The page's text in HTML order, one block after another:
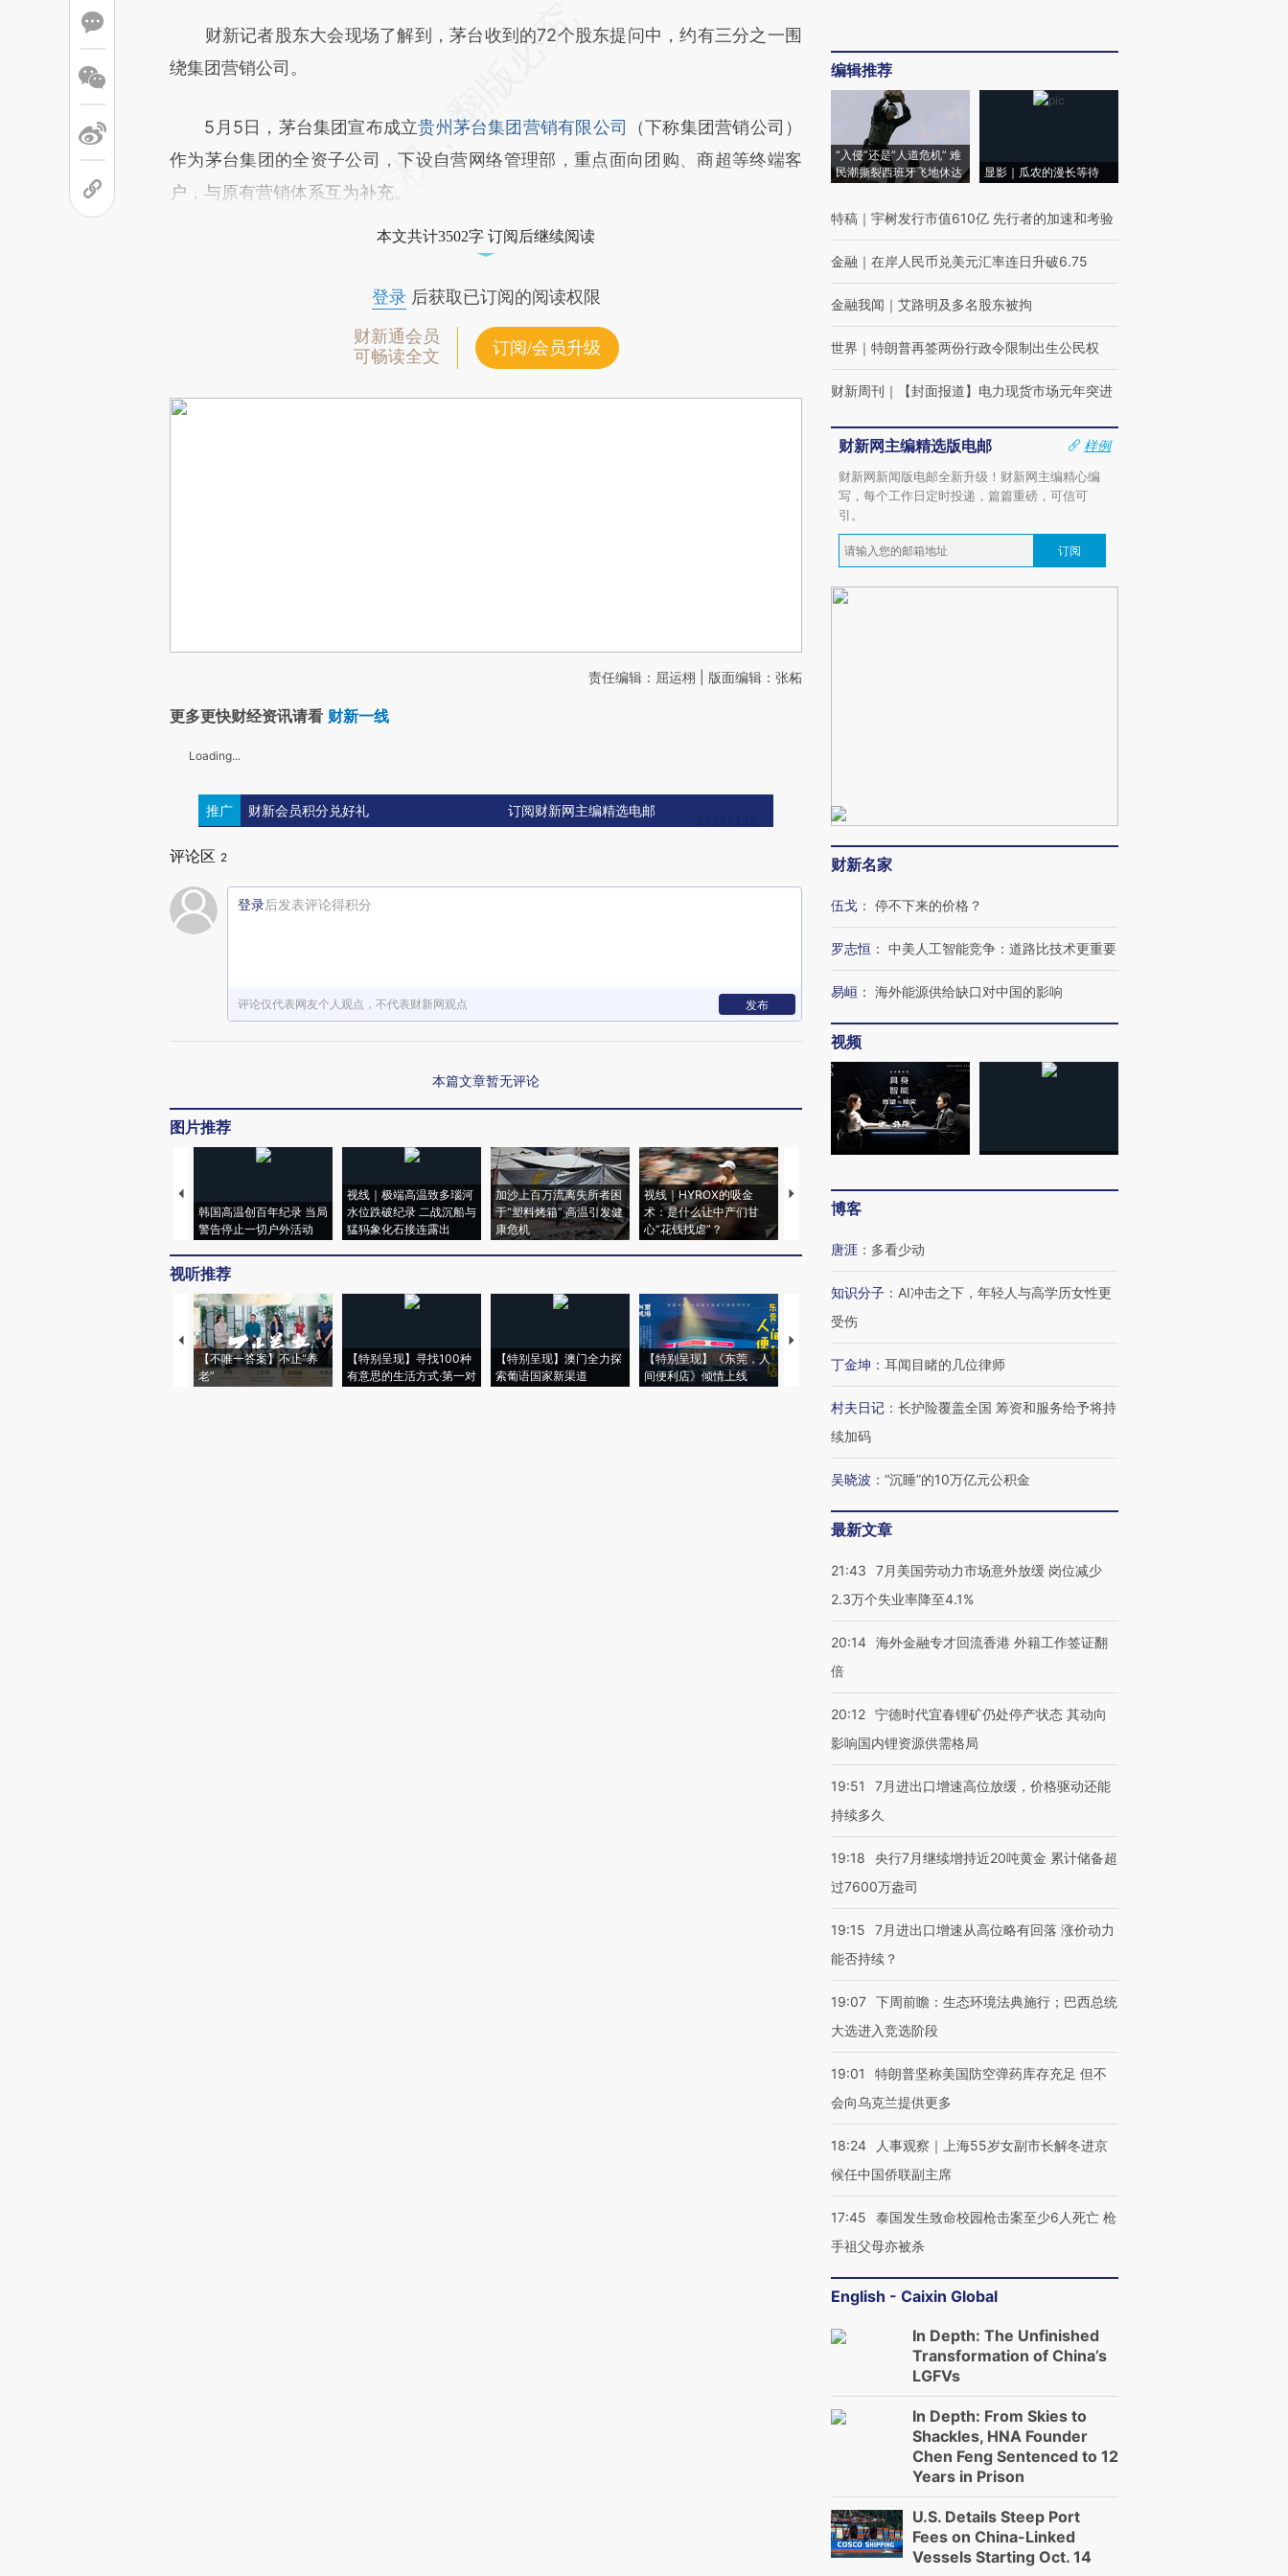
财新记者股东大会现场了解到，茅台收到的72个股东提问中，约有三分之一围
绕集团营销公司。
5月5日，茅台集团宣布成立贵州茅台集团营销有限公司
（下称集团营销公司）
作为茅台集团的全资子公司，下设自营网络管理部，重点面向团购、商超等终端客
户，与原有营销体系互为补充。
本文共计3502字 订阅后继续阅读
登录后获取已订阅的阅读权限
财新通会员
可畅读全文
订阅/会员升级
责任编辑：屈运栩 | 版面编辑：张柘
更多更快财经资讯请看 财新一线
Loading...
推广 财新会员积分兑好礼 订阅财新网主编精选电邮
评论区 2
登录后发表评论得积分
评论仅代表网友个人观点，不代表财新网观点 发布
本篇文章暂无评论
图片推荐
韩国高温创百年纪录 当局
警告停止一切户外活动
视线｜极端高温致多瑙河
水位跌破纪录 二战沉船与
猛犸象化石接连露出
加沙上百万流离失所者困
于“塑料烤箱” 高温引发健
康危机
视线｜HYROX的吸金
术：是什么让中产们甘
心“花钱找虐”？
马航飞行员跨国走私7万
粒摇头丸 尿检体内含3种
视线｜被称为“蟑螂”的印
视线｜“入侵”还是“人道危
视听推荐
【不唯一答案】不止“养
老”
【特别呈现】寻找100种
有意思的生活方式·第一对
【特别呈现】澳门全力探
索葡语国家新渠道
【特别呈现】《东莞，人
间便利店》倾情上线
【推广】走进第四届链博
会，让数智科技“链”接产
【特别呈现】寻找100种
有意思的生活方式·第三对
【商旅对话】华住集团
编辑推荐
“入侵”还是“人道危机” 难
民潮撕裂西班牙飞地休达
显影｜瓜农的漫长等待
特稿 ｜ 宇树发行市值610亿 先行者的加速和考验
金融 ｜ 在岸人民币兑美元汇率连日升破6.75
金融我闻 ｜ 艾路明及多名股东被拘
世界 ｜ 特朗普再签两份行政令限制出生公民权
财新周刊 ｜ 【封面报道】电力现货市场元年突进
财新网主编精选版电邮
样例
财新网新闻版电邮全新升级！财新网主编精心编
写，每个工作日定时投递，篇篇重磅，可信可
引。
订阅
财新名家
伍戈 ： 停不下来的价格？
罗志恒 ： 中美人工智能竞争：道路比技术更重要
易峘 ： 海外能源供给缺口对中国的影响
视频
博客
唐涯 ： 多看少动
知识分子 ： AI冲击之下，年轻人与高学历女性更
受伤
丁金坤 ： 耳闻目睹的几位律师
村夫日记 ： 长护险覆盖全国 筹资和服务给予将持
续加码
吴晓波 ： “沉睡”的10万亿元公积金
最新文章
21:43
7月美国劳动力市场意外放缓 岗位减少
2.3万个失业率降至4.1%
20:14 海外金融专才回流香港 外籍工作签证翻
倍
20:12 宁德时代宜春锂矿仍处停产状态 其动向
影响国内锂资源供需格局
19:51
7月进出口增速高位放缓，价格驱动还能
持续多久
19:18
央行7月继续增持近20吨黄金 累计储备超
过7600万盎司
19:15
7月进出口增速从高位略有回落 涨价动力
能否持续？
19:07 下周前瞻：生态环境法典施行；巴西总统
大选进入竞选阶段
19:01
特朗普坚称美国防空弹药库存充足 但不
会向乌克兰提供更多
18:24
人事观察｜上海55岁女副市长解冬进京
候任中国侨联副主席
17:45
泰国发生致命校园枪击案至少6人死亡 枪
手祖父母亦被杀
English - Caixin Global
In Depth: The Unfinished
Transformation of China’s
LGFVs
In Depth: From Skies to
Shackles, HNA Founder
Chen Feng Sentenced to 12
Years in Prison
U.S. Details Steep Port
Fees on China-Linked
Vessels Starting Oct. 14